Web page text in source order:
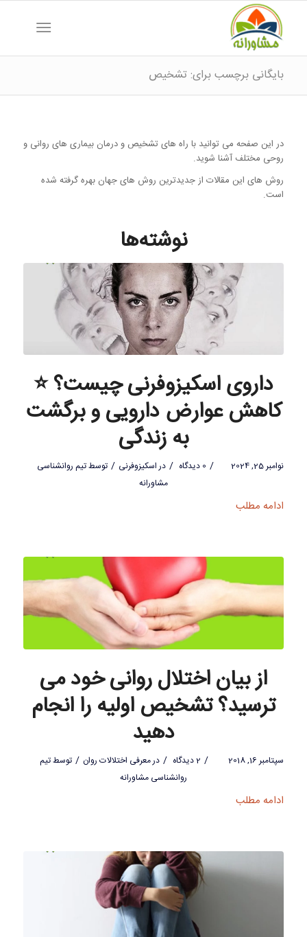
بایگانی برچسب برای: تشخیص
در این صفحه می توانید با راه های تشخیص و درمان بیماری های روانی و
روحی مختلف آشنا شوید.
روش های این مقالات از جدیدترین روش های جهان بهره گرفته شده
است.
نوشته‌ها
داروی اسکیزوفرنی چیست؟ ⭐
کاهش عوارض دارویی و برگشت
به زندگی
نوامبر 25, 2024 / 0 دیدگاه / دراسکیزوفرنی / توسطتیم روانشناسی
مشاورانه
ادامه مطلب
از بیان اختلال روانی خود می
ترسید؟ تشخیص اولیه را انجام
دهید
سپتامبر 16, 2018 / 2 دیدگاه / درمعرفی اختلالات روان / توسطتیم
روانشناسی مشاورانه
ادامه مطلب